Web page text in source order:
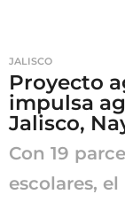
JALISCO
Proyecto
impulsa
Jalisco,
Con 19
escolares,